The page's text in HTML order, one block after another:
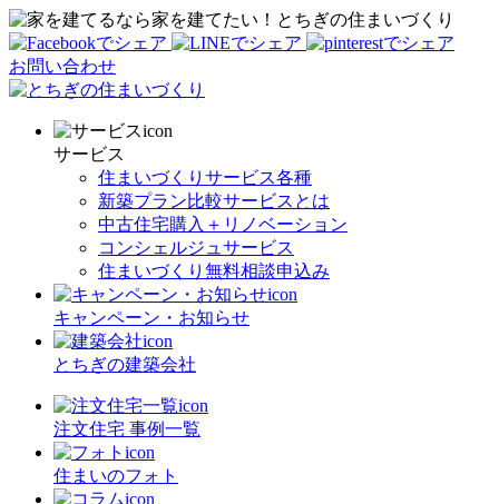
家を建てたい！とちぎの住まいづくり
お問い合わせ
サービス
住まいづくりサービス各種
新築プラン比較サービスとは
中古住宅購入＋リノベーション
コンシェルジュサービス
住まいづくり無料相談申込み
キャンペーン・お知らせ
とちぎの建築会社
注文住宅 事例一覧
住まいのフォト